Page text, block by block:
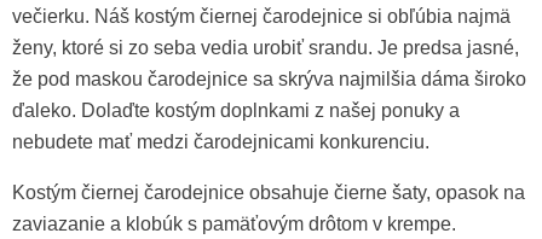
Okuliare s nosom čarodejnice
- Farba Čierna
3,10 €
večierku. Náš kostým čiernej čarodejnice si obľúbia najmä
ženy, ktoré si zo seba vedia urobiť srandu. Je predsa jasné,
že pod maskou čarodejnice sa skrýva najmilšia dáma široko
ďaleko. Dolaďte kostým doplnkami z našej ponuky a
nebudete mať medzi čarodejnicami konkurenciu.
Kostým čiernej čarodejnice obsahuje čierne šaty, opasok na
zaviazanie a klobúk s pamäťovým drôtom v krempe.